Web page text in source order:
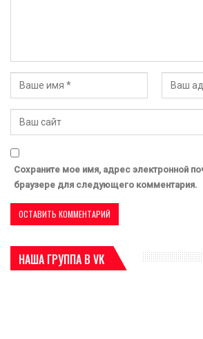
Сохраните мое имя, адрес электронной
браузере для следующего комментария.
НАША ГРУППА В VK